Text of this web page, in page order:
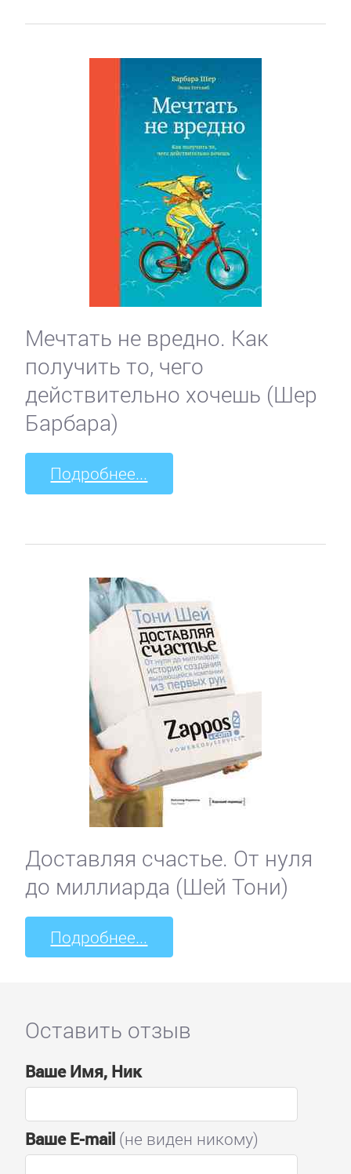
Мечтать не вредно. Как
получить то, чего
действительно хочешь (Шер
Барбара)
Подробнее...
Доставляя счастье. От нуля
до миллиарда (Шей Тони)
Подробнее...
Оставить отзыв
Ваше Имя, Ник
Ваше E-mail(не виден никому)